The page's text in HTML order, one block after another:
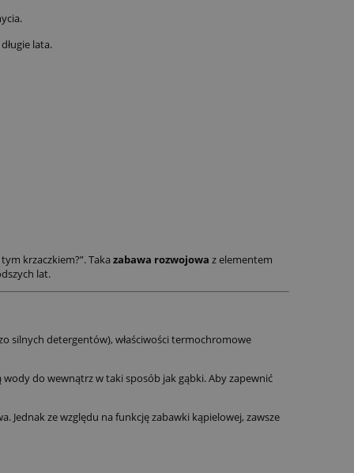
lata.
krzaczkiem?”. Taka zabawa rozwojowa z elementem
lat.
silnych detergentów), właściwości termochromowe
do wewnątrz w taki sposób jak gąbki. Aby zapewnić
Jednak ze względu na funkcję zabawki kąpielowej, zawsze